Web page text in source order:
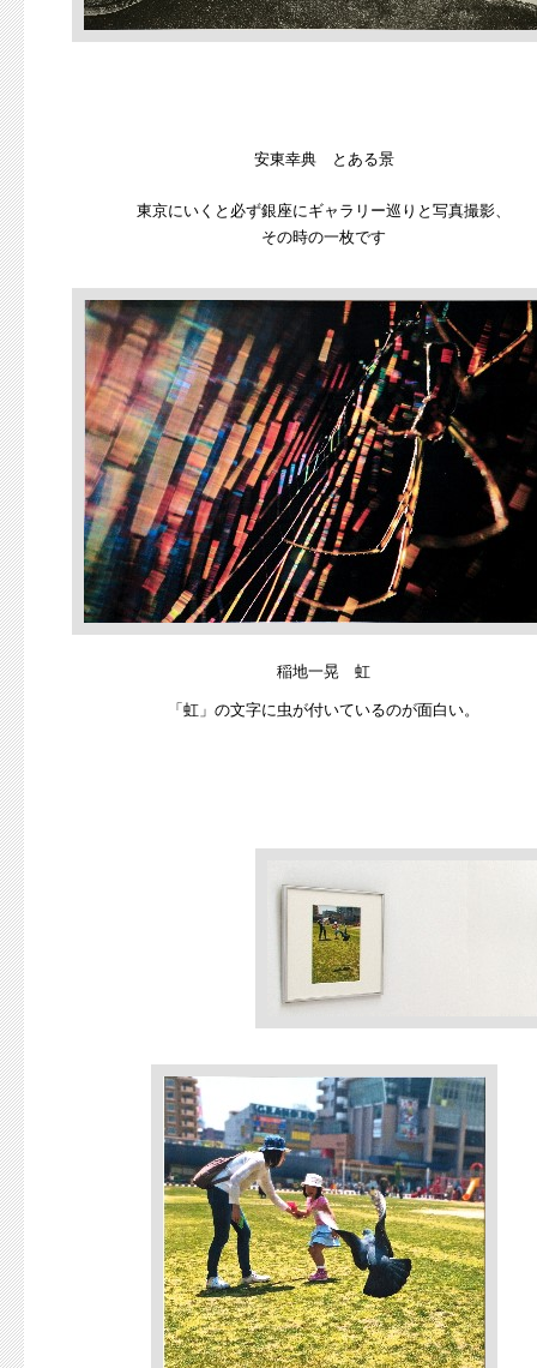
安東幸典 とある景
東京にいくと必ず銀座にギャラリー巡りと写真撮影、
その時の一枚です
稲地一晃 虹
「虹」の文字に虫が付いているのが面白い。